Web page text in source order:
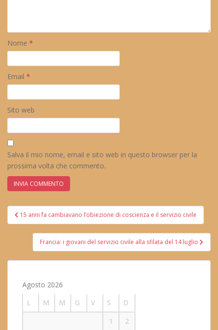
Nome *
Email *
Sito web
Salva il mio nome, email e sito web in questo browser per la
prossima volta che commento.
Navigazione
articoli
15 anni fa cambiavano l’obiezione di coscienza e il servizio civile
Francia: i giovani del servizio civile alla sfilata del 14 luglio
Agosto 2026
L
M M G V S
D
1
2